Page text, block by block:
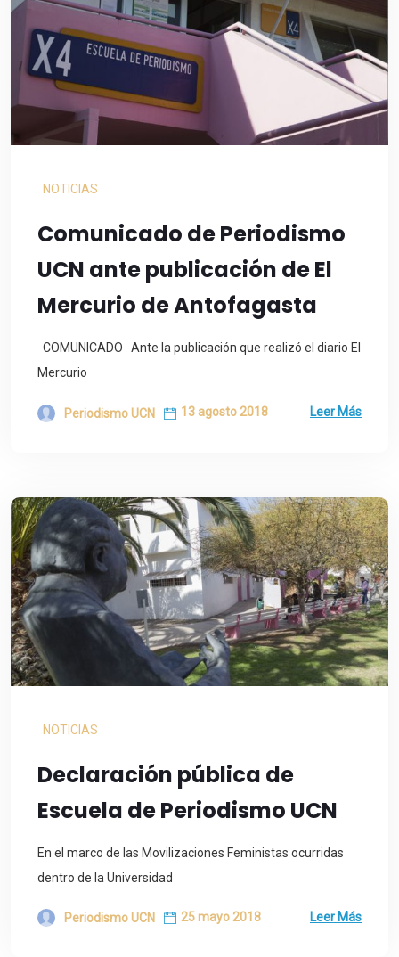
NOTICIAS
Comunicado de Periodismo
UCN ante publicación de El
Mercurio de Antofagasta
COMUNICADO Ante la publicación que realizó el diario El
Mercurio
Periodismo UCN 13 agosto 2018 Leer Más
NOTICIAS
Declaración pública de
Escuela de Periodismo UCN
En el marco de las Movilizaciones Feministas ocurridas
dentro de la Universidad
Periodismo UCN 25 mayo 2018 Leer Más